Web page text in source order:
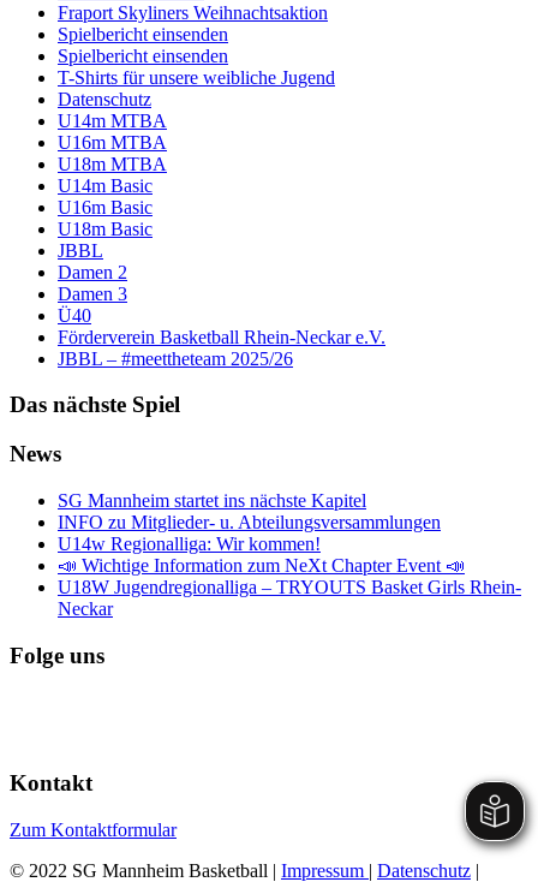
Fraport Skyliners Weihnachtsaktion
Spielbericht einsenden
Spielbericht einsenden
T-Shirts für unsere weibliche Jugend
Datenschutz
U14m MTBA
U16m MTBA
U18m MTBA
U14m Basic
U16m Basic
U18m Basic
JBBL
Damen 2
Damen 3
Ü40
Förderverein Basketball Rhein-Neckar e.V.
JBBL – #meettheteam 2025/26
Das nächste Spiel
News
SG Mannheim startet ins nächste Kapitel
INFO zu Mitglieder- u. Abteilungsversammlungen
U14w Regionalliga: Wir kommen!
📣 Wichtige Information zum NeXt Chapter Event 📣
U18W Jugendregionalliga – TRYOUTS Basket Girls Rhein-
Neckar
Folge uns
Kontakt
Zum Kontaktformular
© 2022 SG Mannheim Basketball | Impressum | Datenschutz |